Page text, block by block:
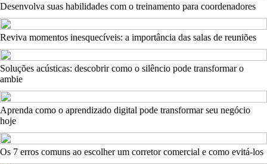
Desenvolva suas habilidades com o treinamento para coordenadores
Reviva momentos inesquecíveis: a importância das salas de reuniões
Soluções acústicas: descobrir como o silêncio pode transformar o
ambie
Aprenda como o aprendizado digital pode transformar seu negócio
hoje
Os 7 erros comuns ao escolher um corretor comercial e como evitá-los